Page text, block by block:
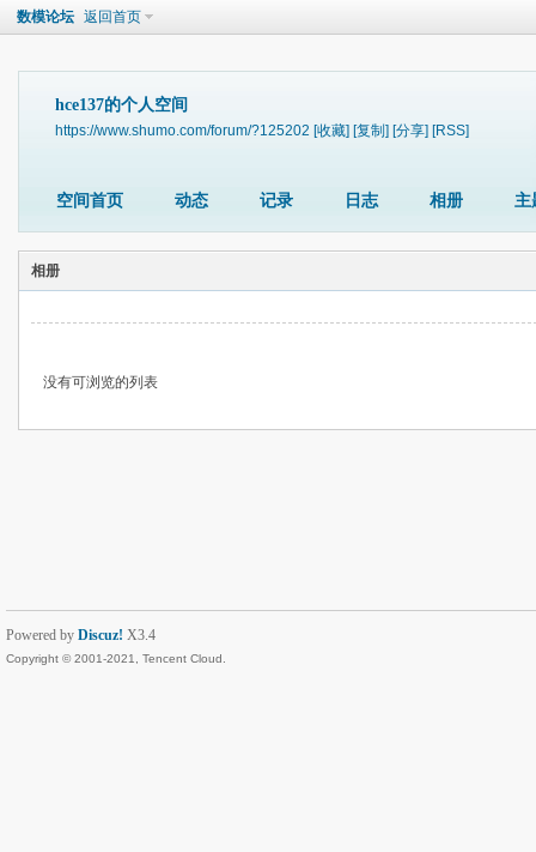
数模论坛 返回首页
hce137的个人空间
https://www.shumo.com/forum/?125202 [收藏] [复制] [分享] [RSS]
空间首页 动态 记录 日志 相册 主
相册
没有可浏览的列表
Powered by Discuz! X3.4
Copyright © 2001-2021, Tencent Cloud.